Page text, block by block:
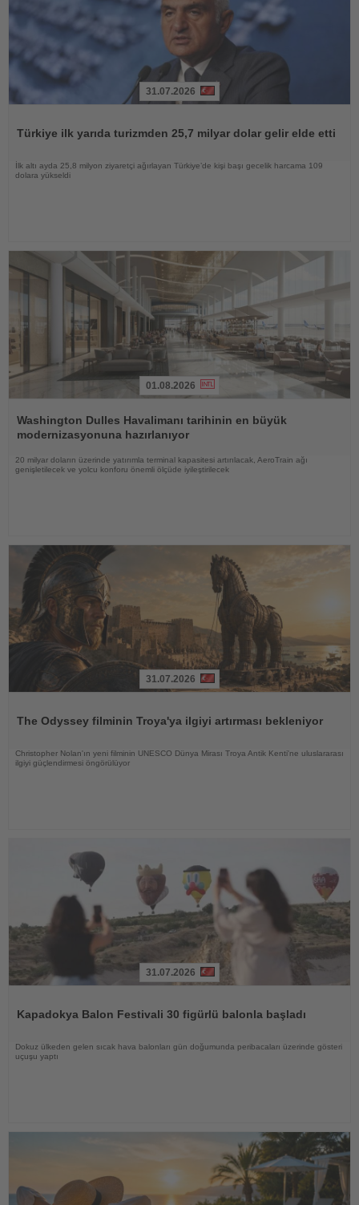
31.07.2026
Türkiye ilk yarıda turizmden 25,7 milyar dolar gelir elde etti
İlk altı ayda 25,8 milyon ziyaretçi ağırlayan Türkiye’de kişi başı gecelik harcama 109
dolara yükseldi
Oku
01.08.2026
Washington Dulles Havalimanı tarihinin en büyük
modernizasyonuna hazırlanıyor
20 milyar doların üzerinde yatırımla terminal kapasitesi artırılacak, AeroTrain ağı
genişletilecek ve yolcu konforu önemli ölçüde iyileştirilecek
31.07.2026
The Odyssey filminin Troya'ya ilgiyi artırması bekleniyor
Christopher Nolan'ın yeni filminin UNESCO Dünya Mirası Troya Antik Kenti'ne uluslararası
ilgiyi güçlendirmesi öngörülüyor
31.07.2026
Kapadokya Balon Festivali 30 figürlü balonla başladı
Dokuz ülkeden gelen sıcak hava balonları gün doğumunda peribacaları üzerinde gösteri
uçuşu yaptı